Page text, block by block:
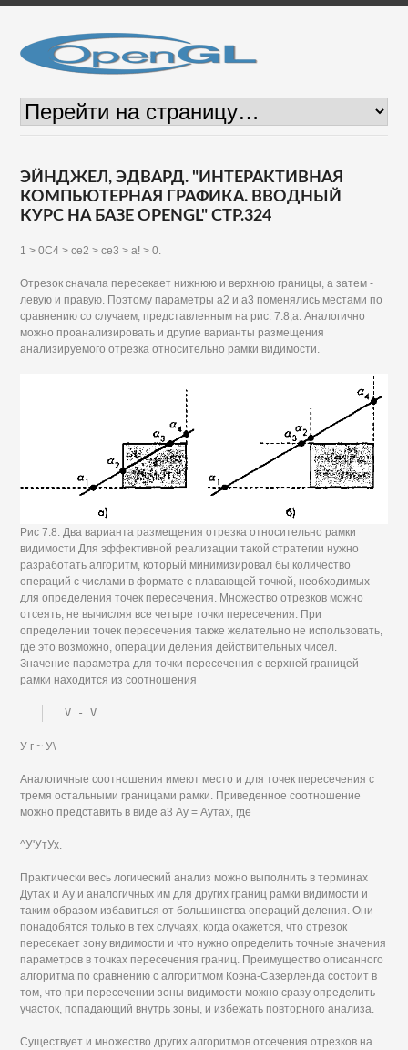
ЭЙНДЖЕЛ, ЭДВАРД. "ИНТЕРАКТИВНАЯ
КОМПЬЮТЕРНАЯ ГРАФИКА. ВВОДНЫЙ
КУРС НА БАЗЕ OPENGL" СТР.324
1 > 0С4 > се2 > се3 > а! > 0.
Отрезок сначала пересекает нижнюю и верхнюю границы, а затем -
левую и правую. Поэтому параметры а2 и а3 поменялись местами по
сравнению со случаем, представленным на рис. 7.8,а. Аналогично
можно проанализировать и другие варианты размещения
анализируемого отрезка относительно рамки видимости.
Рис 7.8. Два варианта размещения отрезка относительно рамки
видимости Для эффективной реализации такой стратегии нужно
разработать алгоритм, который минимизировал бы количество
операций с числами в формате с плавающей точкой, необходимых
для определения точек пересечения. Множество отрезков можно
отсеять, не вычисляя все четыре точки пересечения. При
определении точек пересечения также желательно не использовать,
где это возможно, операции деления действительных чисел.
Значение параметра для точки пересечения с верхней границей
рамки находится из соотношения
V - V
У г ~ У\
Аналогичные соотношения имеют место и для точек пересечения с
тремя остальными границами рамки. Приведенное соотношение
можно представить в виде а3 Ау = Аутах, где
^У'УтУх.
Практически весь логический анализ можно выполнить в терминах
Дутах и Ау и аналогичных им для других границ рамки видимости и
таким образом избавиться от большинства операций деления. Они
понадобятся только в тех случаях, когда окажется, что отрезок
пересекает зону видимости и что нужно определить точные значения
параметров в точках пересечения границ. Преимущество описанного
алгоритма по сравнению с алгоритмом Коэна-Сазерленда состоит в
том, что при пересечении зоны видимости можно сразу определить
участок, попадающий внутрь зоны, и избежать повторного анализа.
Существует и множество других алгоритмов отсечения отрезков на